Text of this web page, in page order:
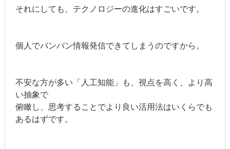
それにしても、テクノロジーの進化はすごいです。
個人でバンバン情報発信できてしまうのですから。
不安な方が多い「人工知能」も、視点を高く、より高
い抽象で
俯瞰し、思考することでより良い活用法はいくらでも
あるはずです。